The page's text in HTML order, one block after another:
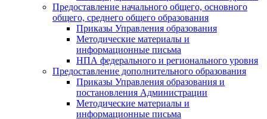
Предоставление начального общего, основного
общего, среднего общего образования
Приказы Управления образования
Методические материалы и
информационные письма
НПА федерального и регионального уровня
Предоставление дополнительного образования
Приказы Управления образования и
постановления Администрации
Методические материалы и
информационные письма